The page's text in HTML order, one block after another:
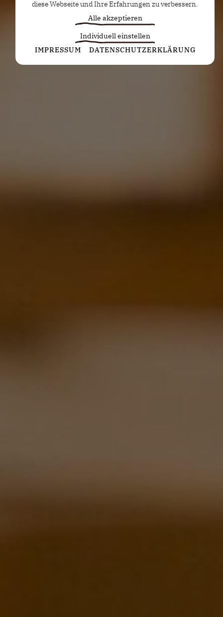
diese Webseite und Ihre Erfahrungen zu verbessern.
Alle akzeptieren
Individuell einstellen
Statistiken
Diese Cookies erfassen anonyme Statistiken. Diese
IMPRESSUM DATENSCHUTZERKLÄRUNG